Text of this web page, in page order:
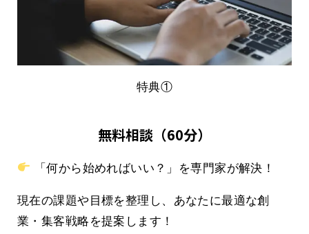
特典①
無料相談（60分）
「何から始めればいい？」を専門家が解決！
現在の課題や目標を整理し、あなたに最適な創
業・集客戦略を提案します！